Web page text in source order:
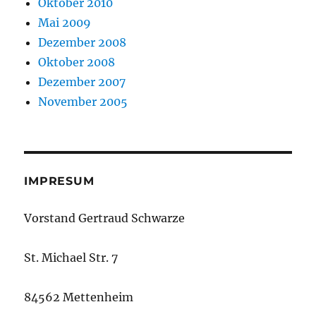
Oktober 2010
Mai 2009
Dezember 2008
Oktober 2008
Dezember 2007
November 2005
IMPRESUM
Vorstand Gertraud Schwarze
St. Michael Str. 7
84562 Mettenheim